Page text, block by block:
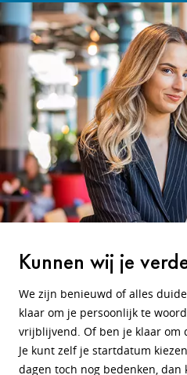
Kunnen wij je
We zijn benieuwd of alles
klaar om je persoonlijk te
vrijblijvend. Of ben je klaar om
Je kunt zelf je startdatum
dagen toch nog bedenken,